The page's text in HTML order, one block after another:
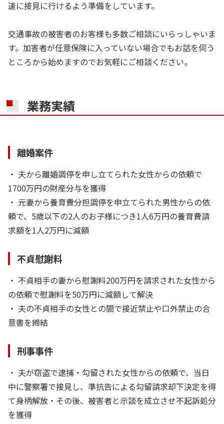
速に接見に行けるよう準備をしています。
交通事故の被害者のお客様も多数ご相談にいらっしゃいま
す。加害者が任意保険に入っていない場合でもお話を伺う
ところから始めますのでお気軽にご相談ください。
業務実績
離婚案件
・ 夫から離婚調停を申し立てられた女性からの依頼で
1700万円の財産分与を獲得
・ 元妻から養育費分担調停を申立てられた男性からの依
頼で、5歳以下の2人のお子様につき1人6万円の養育費請
求額を1人2万円に減額
不貞慰謝料
・ 不貞相手の妻から慰謝料200万円を請求された女性から
の依頼で慰謝料を50万円に減額して解決
・ 夫の不貞相手の女性との間で接近禁止や口外禁止の合
意書を締結
刑事事件
・ 夫が窃盗で逮捕・勾留された女性からの依頼で、当日
中に警察署で接見し、準抗告による勾留請求却下決定を得
て身柄解放・その後、被害者と示談を成立させ不起訴処分
を獲得